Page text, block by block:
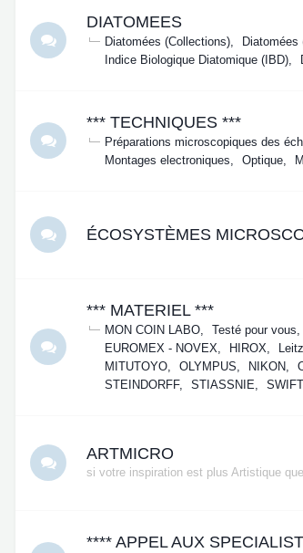
DIATOMEES
Diatomées (Collections)
Indice Biologique Diatomique (IBD)
*** TECHNIQUES ***
Préparations microscopiques des
Montages electroniques
Optique
ÉCOSYSTÈMES
*** MATERIEL ***
MON COIN LABO Testé pour vous
EUROMEX - NOVEX
HIROX
MITUTOYO
OLYMPUS NIKON
STEINDORFF
STIASSNIE SWIFT
ARTMICRO
si votre inspiration est plus Artistique
**** APPEL AUX